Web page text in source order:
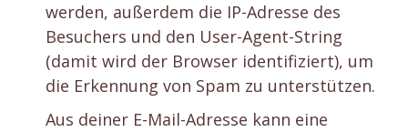
werden, außerdem die IP-Adresse des
Besuchers und den User-Agent-String
(damit wird der Browser identifiziert), um
die Erkennung von Spam zu unterstützen.
Aus deiner E-Mail-Adresse kann eine